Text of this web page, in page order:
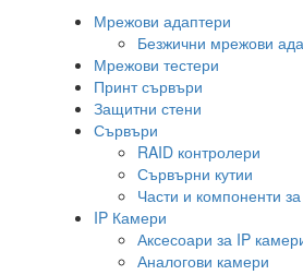
Мрежови адаптери
Безжични мрежови
Мрежови тестери
Принт сървъри
Защитни стени
Сървъри
RAID контролери
Сървърни кутии
Части и компоненти
IP Камери
Аксесоари за IP
Аналогови камери